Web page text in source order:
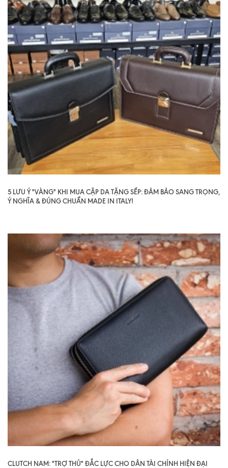
5 LƯU Ý "VÀNG" KHI MUA CẶP DA TẶNG SẾP: ĐẢM BẢO SANG TRỌNG,
Ý NGHĨA & ĐÚNG CHUẨN MADE IN ITALY!
CLUTCH NAM: "TRỢ THỦ" ĐẮC LỰC CHO DÂN TÀI CHÍNH HIỆN ĐẠI